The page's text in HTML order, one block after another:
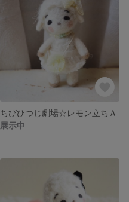
ちびひつじ劇場☆レモン立ちＡ
展示中